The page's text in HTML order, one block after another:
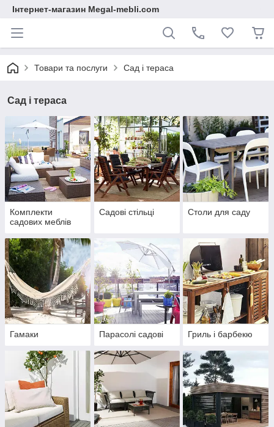
Інтернет-магазин Megal-mebli.com
Товари та послуги Сад і тераса
Сад і тераса
Комплекти
садових меблів
Садові стільці Столи для саду
Гамаки Парасолі садові Гриль і барбекю